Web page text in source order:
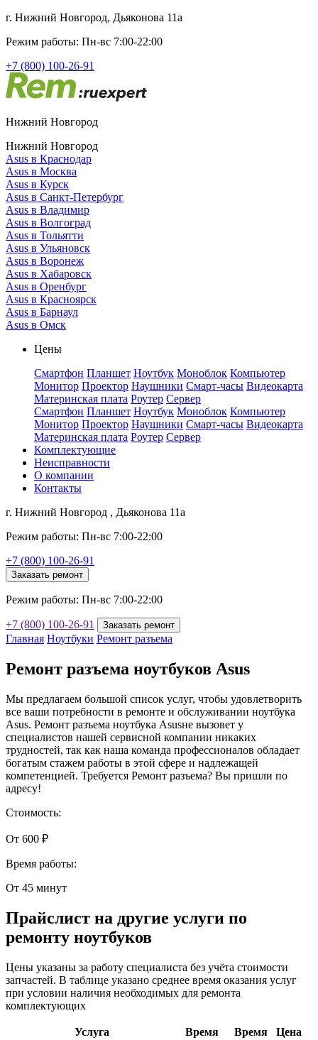
г. Нижний Новгород, Дьяконова 11а
Режим работы: Пн-вс 7:00-22:00
+7 (800) 100-26-91
Нижний Новгород
Нижний Новгород
Asus в Краснодар
Asus в Москва
Asus в Курск
Asus в Санкт-Петербург
Asus в Владимир
Asus в Волгоград
Asus в Тольятти
Asus в Ульяновск
Asus в Воронеж
Asus в Хабаровск
Asus в Оренбург
Asus в Красноярск
Asus в Барнаул
Asus в Омск
Цены
Смартфон Планшет Ноутбук Моноблок Компьютер
Монитор Проектор Наушники Смарт-часы Видеокарта
Материнская плата Роутер Сервер
Смартфон Планшет Ноутбук Моноблок Компьютер
Монитор Проектор Наушники Смарт-часы Видеокарта
Материнская плата Роутер Сервер
Комплектующие
Неисправности
О компании
Контакты
г. Нижний Новгород , Дьяконова 11а
Режим работы: Пн-вс 7:00-22:00
+7 (800) 100-26-91
Заказать ремонт
Режим работы: Пн-вс 7:00-22:00
+7 (800) 100-26-91 Заказать ремонт
Главная Ноутбуки Ремонт разъема
Ремонт разъема ноутбуков Asus
Мы предлагаем большой список услуг, чтобы удовлетворить
все ваши потребности в ремонте и обслуживании ноутбука
Asus. Ремонт разъема ноутбука Asusне вызовет у
специалистов нашей сервисной компании никаких
трудностей, так как наша команда профессионалов обладает
богатым стажем работы в этой сфере и надлежащей
компетенцией. Требуется Ремонт разъема? Вы пришли по
адресу!
Стоимость:
От 600 ₽
Время работы:
От 45 минут
Прайслист на другие услуги по
ремонту ноутбуков
Цены указаны за работу специалиста без учёта стоимости
запчастей. В таблице указано среднее время оказания услуг
при условии наличия необходимых для ремонта
комплектующих
Услуга Время Время
Цена